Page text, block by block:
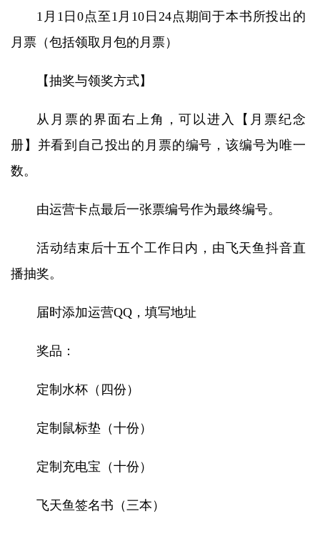
1月1日0点至1月10日24点期间于本书所投出的
月票（包括领取月包的月票）
【抽奖与领奖方式】
从月票的界面右上角，可以进入【月票纪念
册】并看到自己投出的月票的编号，该编号为唯一
数。
由运营卡点最后一张票编号作为最终编号。
活动结束后十五个工作日内，由飞天鱼抖音直
播抽奖。
届时添加运营QQ，填写地址
奖品：
定制水杯（四份）
定制鼠标垫（十份）
定制充电宝（十份）
飞天鱼签名书（三本）